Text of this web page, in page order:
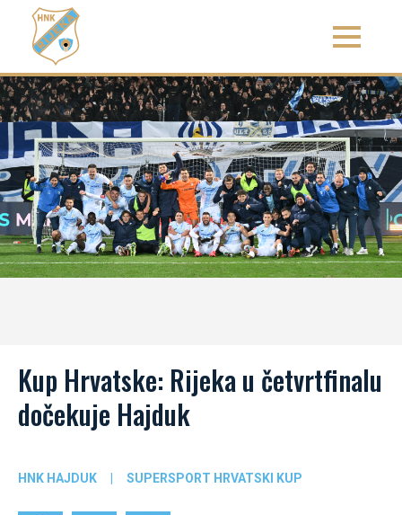
Kup Hrvatske: Rijeka u četvrtfinalu
dočekuje Hajduk
HNK HAJDUK | SUPERSPORT HRVATSKI KUP